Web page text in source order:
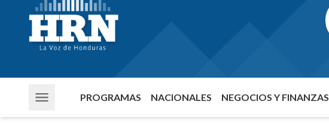
PROGRAMAS NACIONALES NEGOCIOS Y FINANZAS